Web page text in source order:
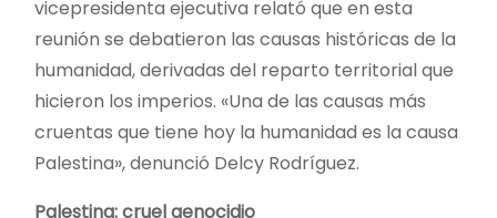
vicepresidenta ejecutiva relató que en esta
reunión se debatieron las causas históricas de la
humanidad, derivadas del reparto territorial que
hicieron los imperios. «Una de las causas más
cruentas que tiene hoy la humanidad es la causa
Palestina», denunció Delcy Rodríguez.
Palestina: cruel genocidio